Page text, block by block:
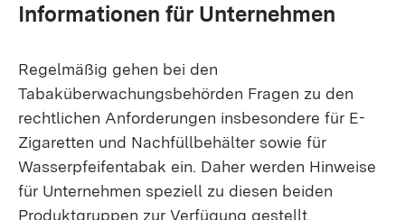
Informationen für Unternehmen
Regelmäßig gehen bei den
Tabaküberwachungsbehörden Fragen zu den
rechtlichen Anforderungen insbesondere für E-
Zigaretten und Nachfüllbehälter sowie für
Wasserpfeifentabak ein. Daher werden Hinweise
für Unternehmen speziell zu diesen beiden
Produktgruppen zur Verfügung gestellt.